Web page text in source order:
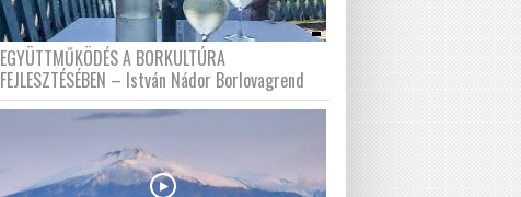
EGYÜTTMŰKÖDÉS A BORKULTÚRA
FEJLESZTÉSÉBEN – István Nádor Borlovagrend